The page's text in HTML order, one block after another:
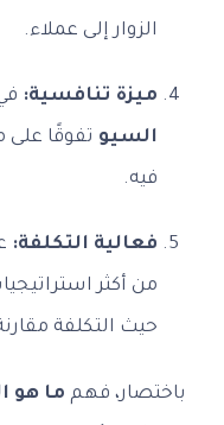
الزوار إلى عملاء.
ميزة تنافسية:
السيو تفوقًا على
فيه.
فعالية التكلفة:
من أكثر
حيث التكلفة
باختصار، فهم ما هو